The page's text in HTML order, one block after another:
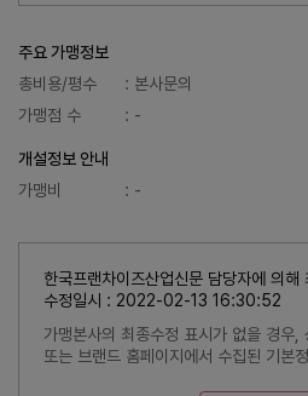
주요 가맹정보
총비용/평수
: 본사문의
가맹점 수
: -
개설정보 안내
가맹비
: -
한국프랜차이즈산업신문 담당자에 의
수정일시 : 2022-02-13 16:30:52
가맹본사의 최종수정 표시가 없을 경우,
또는 브랜드 홈페이지에서 수집된 기본